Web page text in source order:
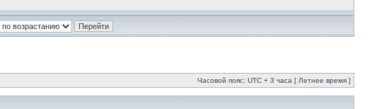
Часовой пояс: UTC + 3 часа [ Летнее время ]